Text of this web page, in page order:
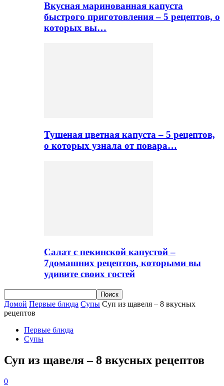
Вкусная маринованная капуста
быстрого приготовления – 5 рецептов, о
которых вы…
Тушеная цветная капуста – 5 рецептов,
о которых узнала от повара…
Салат с пекинской капустой –
7домашних рецептов, которыми вы
удивите своих гостей
Домой Первые блюда Супы Суп из щавеля – 8 вкусных
рецептов
Первые блюда
Супы
Суп из щавеля – 8 вкусных рецептов
0